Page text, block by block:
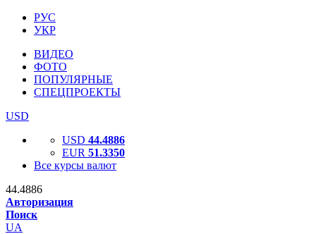
РУС
УКР
ВИДЕО
ФОТО
ПОПУЛЯРНЫЕ
СПЕЦПРОЕКТЫ
USD
USD 44.4886
EUR 51.3350
Все курсы валют
44.4886
Авторизация
Поиск
UA